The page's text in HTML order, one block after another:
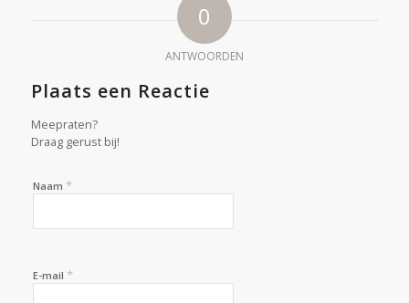
0
ANTWOORDEN
Plaats een Reactie
Meepraten?
Draag gerust bij!
Naam *
E-mail *